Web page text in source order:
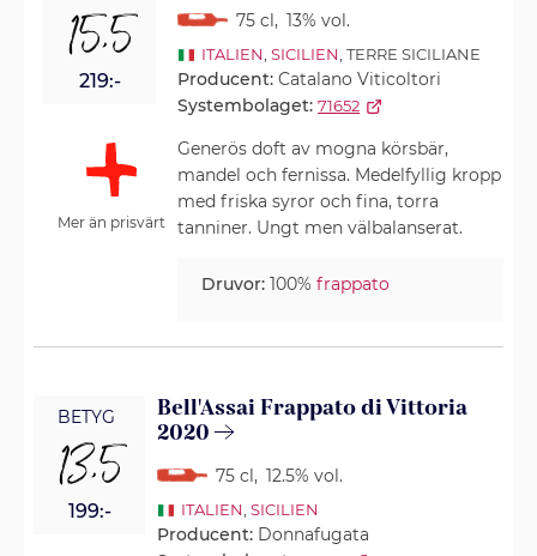
15,5
219:-
Mer än prisvärt
75 cl, 13% vol.
ITALIEN SICILIEN , TERRE SICILIANE
Producent:Catalano Viticoltori
Systembolaget: 71652
Generös doft av mogna körsbär,
mandel och fernissa. Medelfyllig kropp
med friska syror och fina, torra
tanniner. Ungt men välbalanserat.
Druvor: 100%frappato
BETYG
13,5
199:-
Bell'Assai Frappato di Vittoria
2020
75 cl, 12.5% vol.
ITALIEN SICILIEN
Producent: Donnafugata